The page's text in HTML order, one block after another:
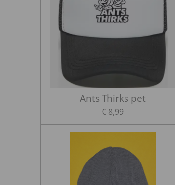
Ants Thirks pet
€ 8,99